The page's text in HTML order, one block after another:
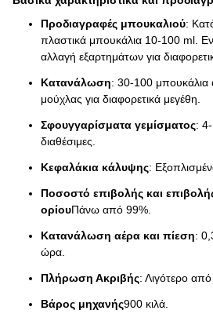
Προδιαγραφές μπουκαλιού:
πλαστικά μπουκάλια 10-100 ml.
αλλαγή εξαρτημάτων για
Κατανάλωση: 30-100 μπουκάλια
μούχλας για διαφορετικά μεγέθη.
Σφουγγαρίσματα γεμίσματος:
διαθέσιμες.
Κεφαλάκια κάλυψης:
Ποσοστό επιβολής και
ορίουΠάνω από 99%.
Κατανάλωση αέρα και πίεση:
ώρα.
Πλήρωση Ακριβής: Λιγότερο
Βάρος μηχανής900 κιλά.